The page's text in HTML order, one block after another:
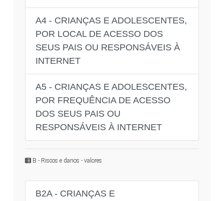
A4 - CRIANÇAS E ADOLESCENTES,
POR LOCAL DE ACESSO DOS
SEUS PAIS OU RESPONSÁVEIS À
INTERNET
A5 - CRIANÇAS E ADOLESCENTES,
POR FREQUÊNCIA DE ACESSO
DOS SEUS PAIS OU
RESPONSÁVEIS À INTERNET
B - Riscos e danos - valores
B2A - CRIANÇAS E